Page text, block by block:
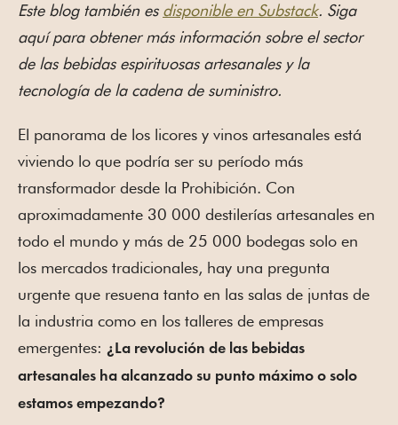
Este blog también es disponible en Substack. Siga
aquí para obtener más información sobre el sector
de las bebidas espirituosas artesanales y la
tecnología de la cadena de suministro.
El panorama de los licores y vinos artesanales está
viviendo lo que podría ser su período más
transformador desde la Prohibición. Con
aproximadamente 30 000 destilerías artesanales en
todo el mundo y más de 25 000 bodegas solo en
los mercados tradicionales, hay una pregunta
urgente que resuena tanto en las salas de juntas de
la industria como en los talleres de empresas
emergentes: ¿La revolución de las bebidas
artesanales ha alcanzado su punto máximo o solo
estamos empezando?